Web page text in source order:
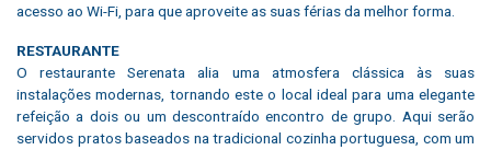
acesso ao Wi-Fi, para que aproveite as suas férias da melhor forma.
RESTAURANTE
O restaurante Serenata alia uma atmosfera clássica às suas
instalações modernas, tornando este o local ideal para uma elegante
refeição a dois ou um descontraído encontro de grupo. Aqui serão
servidos pratos baseados na tradicional cozinha portuguesa, com um